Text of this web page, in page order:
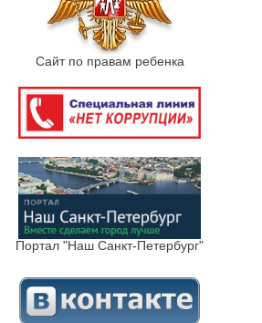
Сайт по правам ребенка
Портал "Наш Санкт-Петербург"